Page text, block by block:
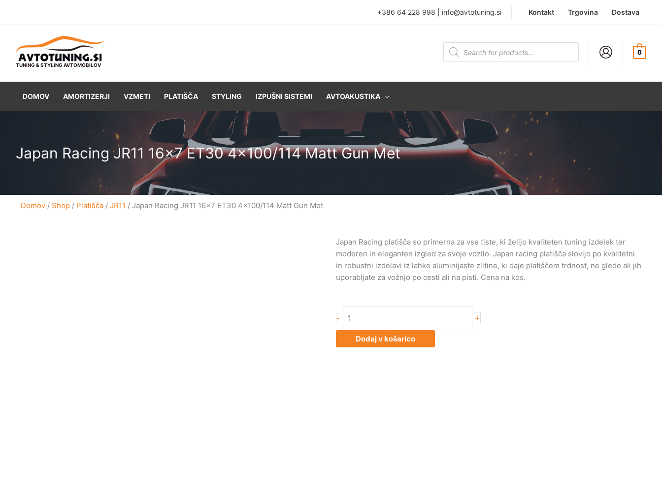
+386 64 228 998 info@avtotuning.si Kontakt Trgovina Dostava
TUNING & STYLING AVTOMOBILOV
Products
search 0
DOMOV AMORTIZERJI VZMETI PLATIŠČA STYLING IZPUŠNI SISTEMI AVTOAKUSTIKA
Japan Racing JR11 16×7 ET30 4×100/114 Matt Gun Met
Domov / Shop / Platišča / JR11 / Japan Racing JR11 16×7 ET30 4×100/114 Matt Gun Met
Japan Racing platišča so primerna za vse tiste, ki želijo kvaliteten tuning izdelek ter
moderen in eleganten izgled za svoje vozilo. Japan racing platišča slovijo po kvalitetni
in robustni izdelavi iz lahke aluminijaste zlitine, ki daje platiščem trdnost, ne glede ali jih
uporabljate za vožnjo po cesti ali na pisti. Cena na kos.
-
Racing
JR11
16x7
+
Dodaj v košarico